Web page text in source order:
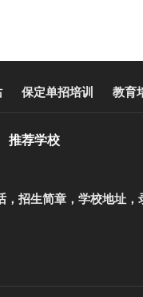
保定单招培训 教育
推荐学校
招生简章，学校地址